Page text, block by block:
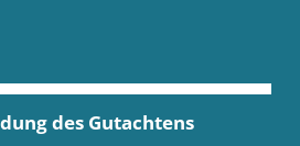
des Gutachtens